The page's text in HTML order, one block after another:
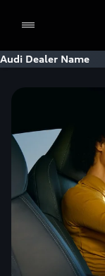
Audi Dealer Name